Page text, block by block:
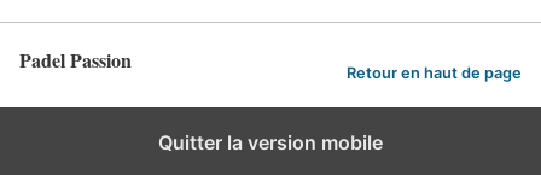
Padel Passion Retour en haut de page
Quitter la version mobile